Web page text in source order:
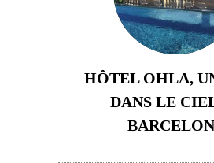
HÔTEL OHLA,
DANS LE